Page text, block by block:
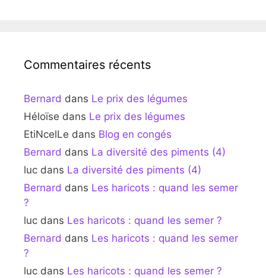
Commentaires récents
Bernard dans Le prix des légumes
Héloïse dans Le prix des légumes
EtiNcelLe dans Blog en congés
Bernard dans La diversité des piments (4)
luc dans La diversité des piments (4)
Bernard dans Les haricots : quand les semer
?
luc dans Les haricots : quand les semer ?
Bernard dans Les haricots : quand les semer
?
luc dans Les haricots : quand les semer ?